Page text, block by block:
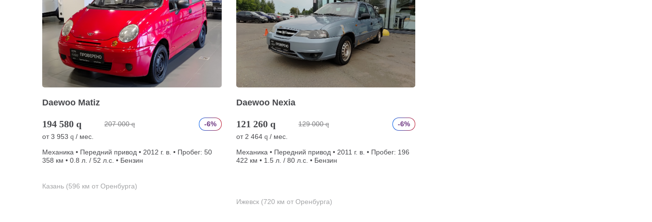
Daewoo Matiz
194 580 q 207 000 q
-6%
от3 953 q / мес.
Механика • Передний привод • 2012 г. в. • Пробег: 50
358 км • 0.8 л. / 52 л.с. • Бензин
Казань (596 км от Оренбурга)
Daewoo Nexia
121 260 q 129 000 q
-6%
от 2 464 q / мес.
Механика • Передний привод • 2011 г. в. • Пробег: 196
422 км • 1.5 л. / 80 л.с. • Бензин
Ижевск (720 км от Оренбурга)